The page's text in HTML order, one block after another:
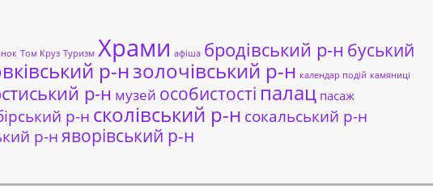
Том Круз Туризм Храми афіша бродівський р-н буський
р-нзолочівський р-н календар подій камяниці
р-н музей особистості палац пасаж
р-н сколівський р-н сокальський р-н
р-н яворівський р-н